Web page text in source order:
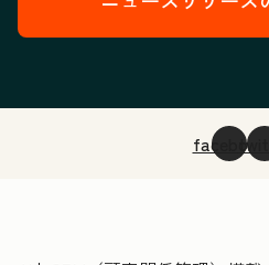
facebook